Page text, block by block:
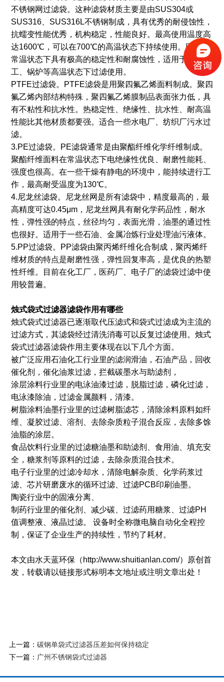
不锈钢网过滤袋。这种滤袋材质主要是由SUS304或
SUS316、SUS316L不锈钢制成，具有优秀的耐侵蚀性，
抗蠕变性能优秀，机构稳定，性能良好。最高使用温度高
达1600℃，可以在700℃的高温状态下持续使用。因此在
常温状态下具有极高的稳定性和耐腐蚀性，适用于各种化
工、锅炉等高温状态下过滤使用。
PTFE过滤袋。PTFE滤袋是用聚四氟乙烯面料制成。聚四
氟乙烯内部结构特殊，聚四氟乙烯膜制品表面张力低，具
有不粘性和抗水性。热稳定性、绝缘性、抗水性、耐高温
性能比其他材质都要强。适合一些水电厂、纺织厂污水过
滤。
3.PE过滤袋。PE滤袋通常是由聚酯纤维化学纤维制成。
聚酯纤维面料在常温状态下电绝缘性优良、耐磨性能耗、
强度也很高。在一些干燥有静电的环境中，能持续进行工
作，最高耐受温度为130℃。
4.尼龙丝滤袋。尼龙丝网是所有滤袋中，精度最高的，最
高精度可达0.45μm，尼龙丝网具有耐化学药品性，耐水
性，弹性强的特点，丝径均匀，表面光滑，油墨的通过性
也很好。适用于一些石油、金属冶炼行业处理油污液体。
5.PP过滤袋。PP滤袋由聚丙烯纤维化合制成，聚丙烯纤
维材质的特点是耐磨性强，弹性回复率高，是优良的热塑
性纤维。目前在化工厂，医药厂、电子厂的滤袋过滤中使
用较普遍。
烛式袋式过滤器滤袋作用有哪些
烛式袋式过滤器已逐渐取代压滤式和袋式过滤成为主流的
过滤方式，其滤袋经过清洗消毒可以反复过滤使用。烛式
袋式过滤器滤袋作用主要体现在以下几个方面。
被广泛应用石油化工行业里的滤润滑油，石油产品，回收
催化剂，催化油浆过滤，拦截碳墨水与助滤剂，
涂层涂料行业里的电泳油漆过滤，脱脂过滤，磷化过滤，
电泳漆除油，过滤金属颜料，清漆。
树脂涂料油墨行业里的过滤树脂滤芯，清除涂料原料如纤
维、凝胶过滤、溶剂、去除杂质粒子混合反应，去除多馀
油脂的涂层。
食品饮料行业里的过滤糖油墨和助滤剂、食用油、填充安
全，糖浆剂等原料的过滤，去除杂质混合技术。
电子行业里的过滤冷却水，清除电解杂质、化学药浆过
滤、芯片研磨废水的循环过滤、过滤PCB印刷油墨。
陶瓷行业中的固液分离、
制药行业里的催化剂、减少碳、过滤药用糖浆、过滤PH
值调整液、液晶过滤。 设备时全称微电脑自动化全程控
制，保证了企业生产的持续性，节约了耗材。
本文由水天蓝环保（http://www.shuitianlan.com/）原创首
发，转载请以链接形式标明本文地址或注明文章出处！
上一篇： 碳钢单袋式过滤器压差如何保持稳定
下一篇： 广州不锈钢袋式过滤器